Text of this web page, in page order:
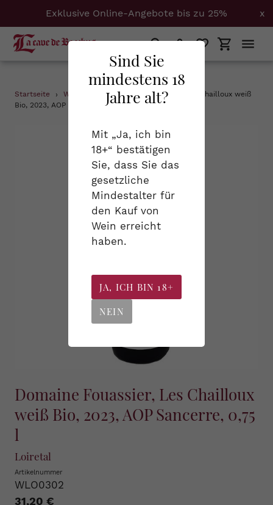
Sind Sie
mindestens 18
Jahre alt?
Mit „Ja, ich bin
18+“ bestätigen
Sie, dass Sie das
gesetzliche
Mindestalter für
den Kauf von
Wein erreicht
haben.
JA, ICH BIN 18+
NEIN
Direkt
zum
Exklusive Online-Angebote bis zu 25% x
Einloggen
Startseite › Weißweine ›
Domaine Fouassier, Les Chailloux weiß
Bio, 2023, AOP Sancerre, 0,75 l
Domaine Fouassier, Les Chailloux
weiß Bio, 2023, AOP Sancerre, 0,75
l
Loiretal
Artikelnummer
WLO0302
31,20 €